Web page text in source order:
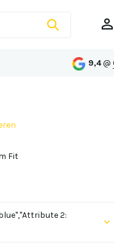
Persoonlijk 9,4@
Fit
2: